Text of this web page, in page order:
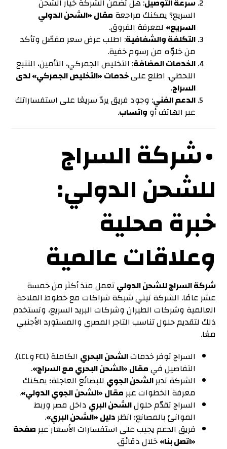
سرعة التوصيل: هل تضمن الشركة خيار الشحن
السريع؟ يمكنك مراجعة مقال «الشحن الدولي
السريع» لمعرفة الفروق.
التكلفة والشفافية: اطلب عرض سعر مفصّل وتأكد
من خلوّه من رسوم خفية.
الخدمات المضافة: التخليص الجمركي، التأمين، التتبع
اللحظي. اطلع علىخدمات «التخليص الجمركي» لدى
السراج.
الدعم الفني: وجود فريق يردّ سريعًا على استفساراتك
عبر الهاتف أو واتساب.
• شركة السراج
للشحن الدولي:
خبرة محلية
وعلاقات عالمية
شركة السراج للشحن الدوليتعمل منذ أكثر من خمسة
عشر عامًا. الشركة تبني شبكة شراكات مع خطوط الملاحة
العالمية وشركات الطيران وشركات البريد السريع، وتستخدم
ذلك لتقديم حلول تناسب التاجر المصري والمستورد الأجنبي
معًا.
السراج توفر خدماتالشحن البحري
الكاملة (FCL و LCL).
التفاصيل فيمقال «الشحن البحري مع السراج».
الشركة تديرالشحن الجوي للبضائع العاجلة؛ يمكنك
معرفة الخطوات عبرمقال «الشحن الجوي الدولي».
السراج تقدّم حلولالشحن البري داخل مصر وربط
الموانئ بالمصانع؛ انظردليل «الشحن البري».
فريق الدعم يجيب على استفسارات الأسعار عبرصفحة
«اتصل بنا»خلال دقائق.